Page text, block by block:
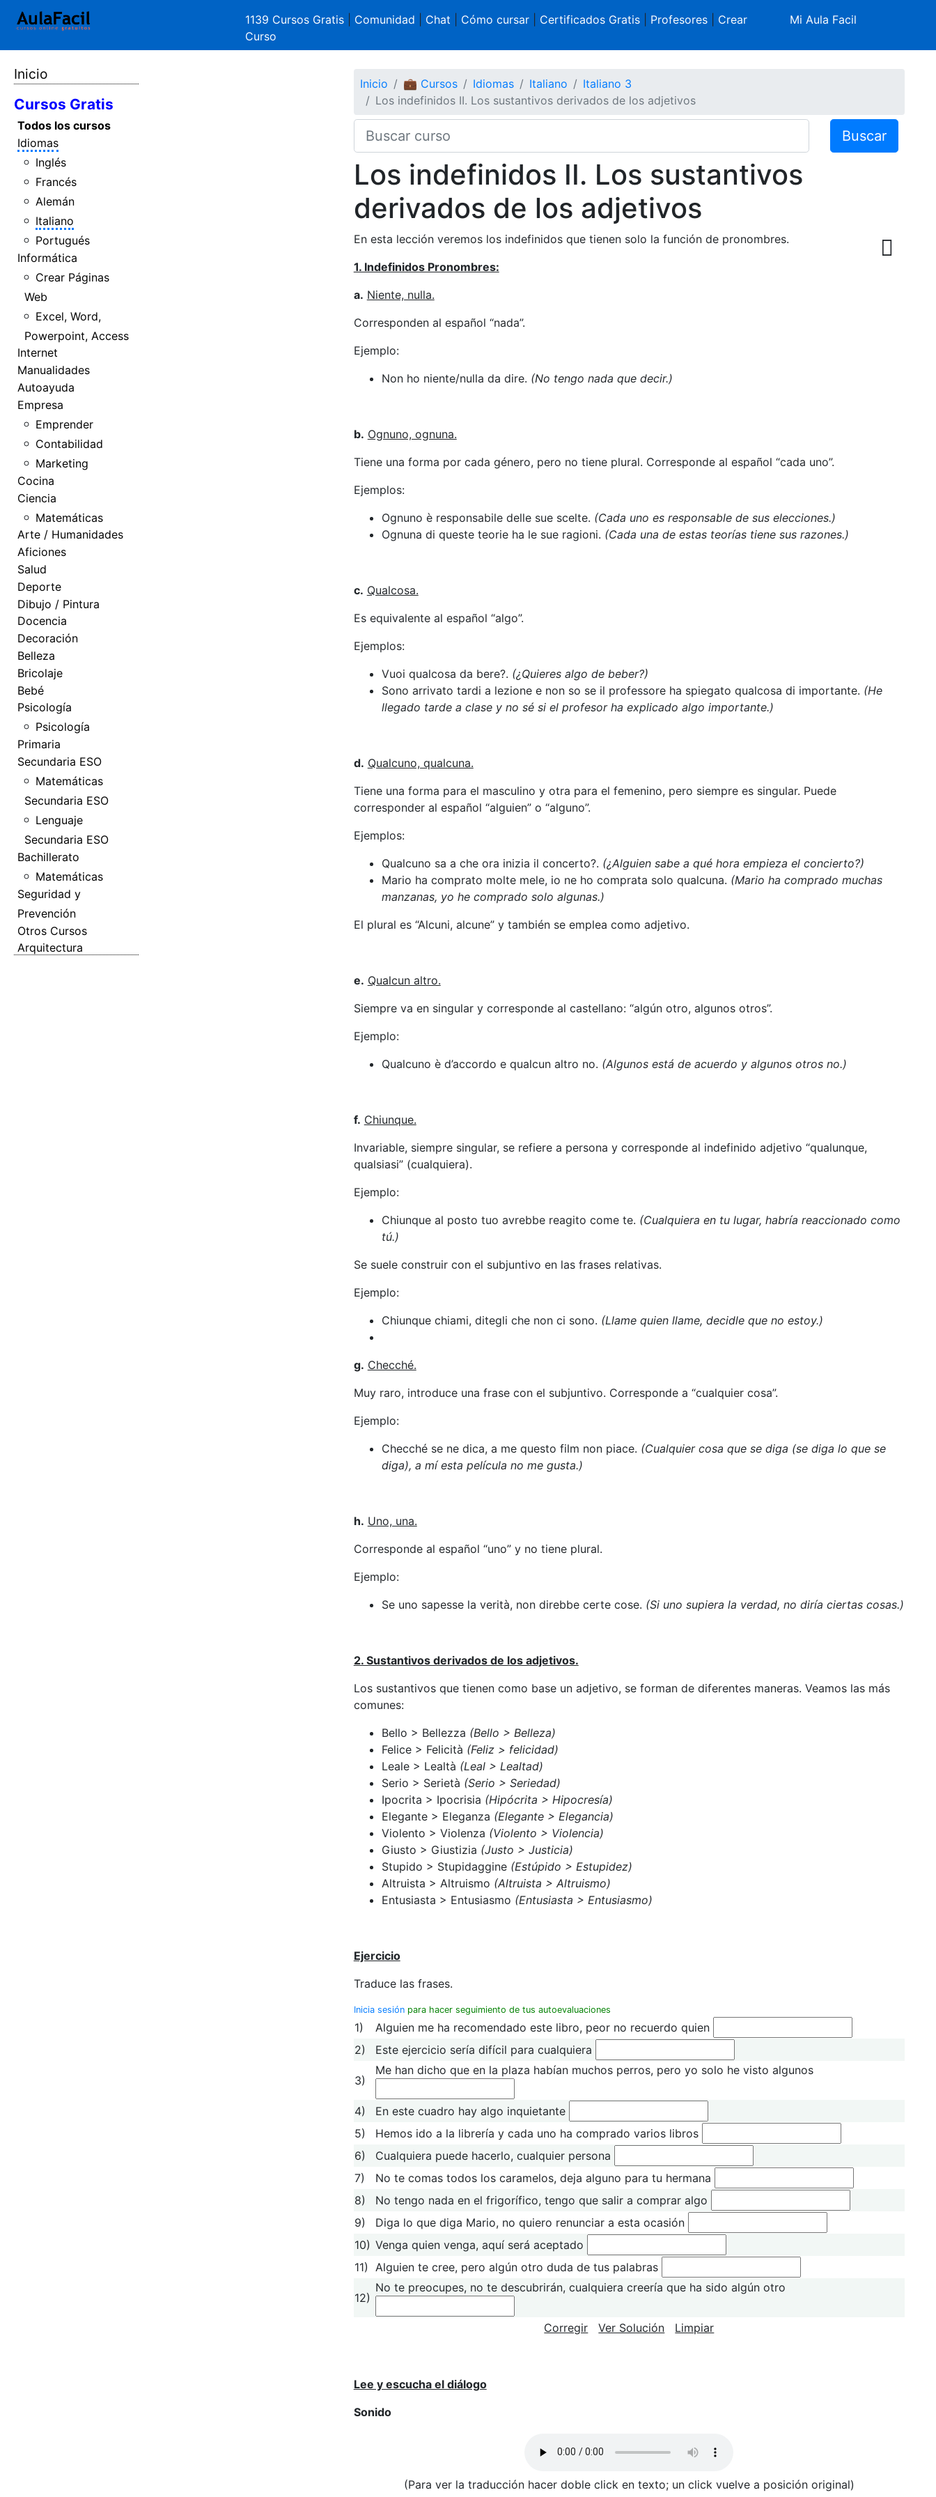
1139 Cursos Gratis Comunidad Chat Cómo cursar| Certificados Gratis| Profesores| Crear
Curso
Mi Aula Facil
Inicio
Cursos Gratis
Todos los cursos
Idiomas
Inglés
Francés
Alemán
Italiano
Portugués
Informática
Crear Páginas
Web
Excel, Word,
Powerpoint, Access
Internet
Manualidades
Autoayuda
Empresa
Emprender
Contabilidad
Marketing
Cocina
Ciencia
Matemáticas
Arte / Humanidades
Aficiones
Salud
Deporte
Dibujo / Pintura
Docencia
Decoración
Belleza
Bricolaje
Bebé
Psicología
Psicología
Primaria
Secundaria ESO
Matemáticas
Secundaria ESO
Lenguaje
Secundaria ESO
Bachillerato
Matemáticas
Seguridad y
Prevención
Otros Cursos
Arquitectura
Inicio 💼 Cursos Idiomas Italiano
Italiano 3
Los indefinidos II. Los sustantivos derivados de los adjetivos
Buscar
Los indefinidos II. Los sustantivos
derivados de los adjetivos
En esta lección veremos los indefinidos que tienen solo la función de pronombres.
1. Indefinidos Pronombres:
a. Niente, nulla.
Corresponden al español “nada”.
Ejemplo:
Non ho niente/nulla da dire. (No tengo nada que decir.)
b. Ognuno, ognuna.
Tiene una forma por cada género, pero no tiene plural. Corresponde al español “cada uno”.
Ejemplos:
Ognuno è responsabile delle sue scelte. (Cada uno es responsable de sus elecciones.)
Ognuna di queste teorie ha le sue ragioni. (Cada una de estas teorías tiene sus razones.)
c. Qualcosa.
Es equivalente al español “algo”.
Ejemplos:
Vuoi qualcosa da bere?. (¿Quieres algo de beber?)
Sono arrivato tardi a lezione e non so se il professore ha spiegato qualcosa di importante. (He
llegado tarde a clase y no sé si el profesor ha explicado algo importante.)
d. Qualcuno, qualcuna.
Tiene una forma para el masculino y otra para el femenino, pero siempre es singular. Puede
corresponder al español “alguien” o “alguno”.
Ejemplos:
Qualcuno sa a che ora inizia il concerto?. (¿Alguien sabe a qué hora empieza el concierto?)
Mario ha comprato molte mele, io ne ho comprata solo qualcuna. (Mario ha comprado muchas
manzanas, yo he comprado solo algunas.)
El plural es “Alcuni, alcune” y también se emplea como adjetivo.
e. Qualcun altro.
Siempre va en singular y corresponde al castellano: “algún otro, algunos otros”.
Ejemplo:
Qualcuno è d’accordo e qualcun altro no. (Algunos está de acuerdo y algunos otros no.)
f. Chiunque.
Invariable, siempre singular, se refiere a persona y corresponde al indefinido adjetivo “qualunque,
qualsiasi” (cualquiera).
Ejemplo:
Chiunque al posto tuo avrebbe reagito come te. (Cualquiera en tu lugar, habría reaccionado como
tú.)
Se suele construir con el subjuntivo en las frases relativas.
Ejemplo:
Chiunque chiami, ditegli che non ci sono. (Llame quien llame, decidle que no estoy.)
g. Checché.
Muy raro, introduce una frase con el subjuntivo. Corresponde a “cualquier cosa”.
Ejemplo:
Checché se ne dica, a me questo film non piace. (Cualquier cosa que se diga (se diga lo que se
diga), a mí esta película no me gusta.)
h. Uno, una.
Corresponde al español “uno” y no tiene plural.
Ejemplo:
Se uno sapesse la verità, non direbbe certe cose. (Si uno supiera la verdad, no diría ciertas cosas.)
2. Sustantivos derivados de los adjetivos.
Los sustantivos que tienen como base un adjetivo, se forman de diferentes maneras. Veamos las más
comunes:
Bello > Bellezza (Bello > Belleza)
Felice > Felicità (Feliz > felicidad)
Leale > Lealtà (Leal > Lealtad)
Serio > Serietà (Serio > Seriedad)
Ipocrita > Ipocrisia (Hipócrita > Hipocresía)
Elegante > Eleganza (Elegante > Elegancia)
Violento > Violenza (Violento > Violencia)
Giusto > Giustizia (Justo > Justicia)
Stupido > Stupidaggine (Estúpido > Estupidez)
Altruista > Altruismo (Altruista > Altruismo)
Entusiasta > Entusiasmo (Entusiasta > Entusiasmo)
Ejercicio
Traduce las frases.
Inicia sesiónpara hacer seguimiento de tus autoevaluaciones
1)
Alguien me ha recomendado este libro, peor no recuerdo quien
2)
Este ejercicio sería difícil para cualquiera
3)
Me han dicho que en la plaza habían muchos perros, pero yo solo he visto algunos
4)
En este cuadro hay algo inquietante
5)
Hemos ido a la librería y cada uno ha comprado varios libros
6)
Cualquiera puede hacerlo, cualquier persona
7)
No te comas todos los caramelos, deja alguno para tu hermana
8)
No tengo nada en el frigorífico, tengo que salir a comprar algo
9)
Diga lo que diga Mario, no quiero renunciar a esta ocasión
10) Venga quien venga, aquí será aceptado
11)
Alguien te cree, pero algún otro duda de tus palabras
12)
No te preocupes, no te descubrirán, cualquiera creería que ha sido algún otro
Corregir Ver Solución Limpiar
Lee y escucha el diálogo
Sonido
(Para ver la traducción hacer doble click en texto; un click vuelve a posición original)